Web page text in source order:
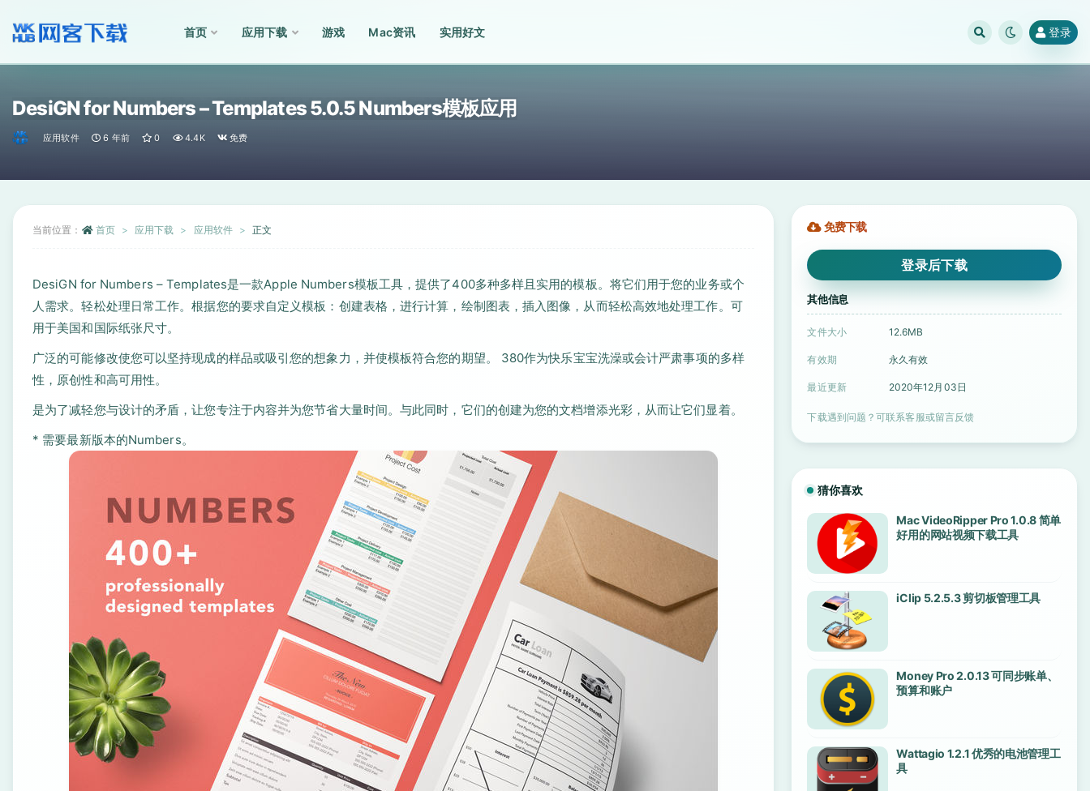
首页 应用下载 游戏 Mac资讯 实用好文 登录
DesiGN for Numbers – Templates 5.0.5 Numbers模板应用
应用软件 6 年前 0 4.4K 免费
当前位置： 首页 应用下载 应用软件 正文
DesiGN for Numbers – Templates是一款Apple Numbers模板工具，提供了400多种多样且实用的模板。将它们用于您的业务或个
人需求。轻松处理日常工作。根据您的要求自定义模板：创建表格，进行计算，绘制图表，插入图像，从而轻松高效地处理工作。可
用于美国和国际纸张尺寸。
广泛的可能修改使您可以坚持现成的样品或吸引您的想象力，并使模板符合您的期望。 380作为快乐宝宝洗澡或会计严肃事项的多样
性，原创性和高可用性。
是为了减轻您与设计的矛盾，让您专注于内容并为您节省大量时间。与此同时，它们的创建为您的文档增添光彩，从而让它们显着。
* 需要最新版本的Numbers。
免费下载
登录后下载
其他信息
文件大小 12.6MB
有效期 永久有效
最近更新 2020年12月03日
下载遇到问题？可联系客服或留言反馈
猜你喜欢
Mac VideoRipper Pro 1.0.8 简单
好用的网站视频下载工具
iClip 5.2.5.3 剪切板管理工具
Money Pro 2.0.13 可同步账单、
预算和账户
Wattagio 1.2.1 优秀的电池管理工
具